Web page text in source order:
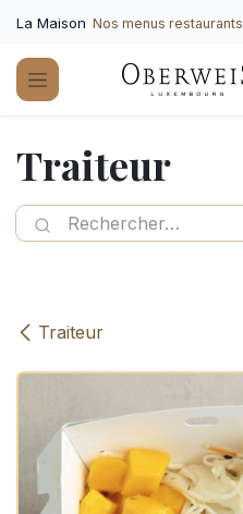
La Maison Nos menus restaurants
Traiteur
Traiteur